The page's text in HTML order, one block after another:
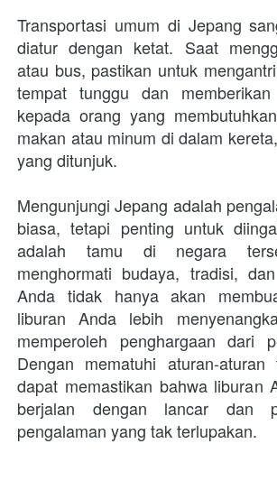
Transportasi umum di Jepang
diatur dengan ketat. Saat
atau bus, pastikan untuk
tempat tunggu dan
kepada orang yang
makan atau minum di dalam
yang ditunjuk.
Mengunjungi Jepang adalah
biasa, tetapi penting untuk
adalah tamu di negara
menghormati budaya, tradisi,
Anda tidak hanya akan
liburan Anda lebih
memperoleh penghargaan dari
Dengan mematuhi aturan-aturan
dapat memastikan bahwa liburan
berjalan dengan lancar dan
pengalaman yang tak terlupakan.